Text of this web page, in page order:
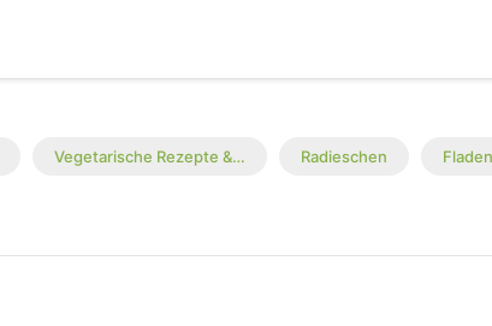
Vegetarische Rezepte &… Radieschen Fladen